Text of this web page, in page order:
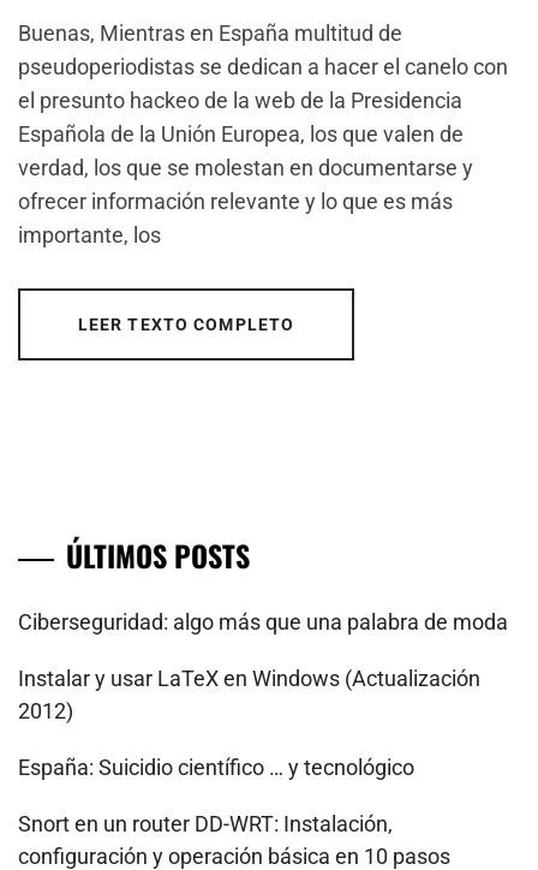
Buenas, Mientras en España multitud de
pseudoperiodistas se dedican a hacer el canelo con
el presunto hackeo de la web de la Presidencia
Española de la Unión Europea, los que valen de
verdad, los que se molestan en documentarse y
ofrecer información relevante y lo que es más
importante, los
LEER TEXTO COMPLETO
ÚLTIMOS POSTS
Ciberseguridad: algo más que una palabra de moda
Instalar y usar LaTeX en Windows (Actualización
2012)
España: Suicidio científico … y tecnológico
Snort en un router DD-WRT: Instalación,
configuración y operación básica en 10 pasos